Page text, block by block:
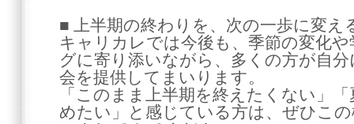
■ 上半期の終わりを、次の一歩に変え
キャリカレでは今後も、季節の変化
グに寄り添いながら、多くの方が自
会を提供してまいります。
「このまま上半期を終えたくない」
めたい」と感じている方は、ぜひこ